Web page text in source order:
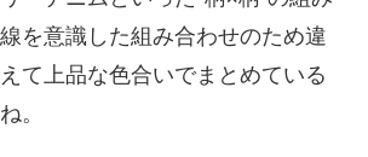
を意識した組み合わせのため違
て上品な色合いでまとめている
。